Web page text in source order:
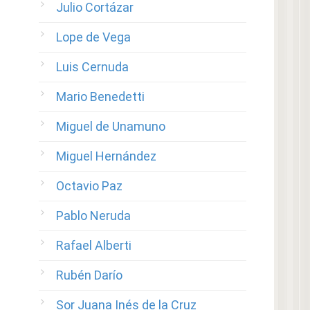
Julio Cortázar
Lope de Vega
Luis Cernuda
Mario Benedetti
Miguel de Unamuno
Miguel Hernández
Octavio Paz
Pablo Neruda
Rafael Alberti
Rubén Darío
Sor Juana Inés de la Cruz